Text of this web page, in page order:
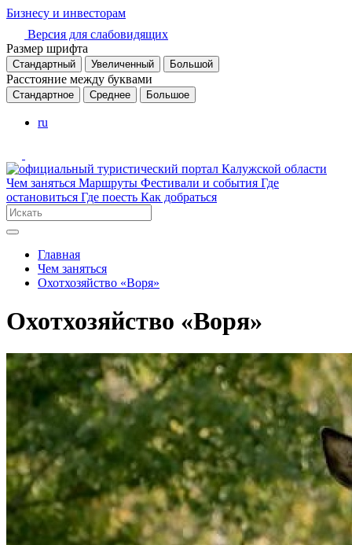
Бизнесу и инвесторам
Версия для слабовидящих
Размер шрифта
Стандартный Увеличенный Большой
Расстояние между буквами
Стандартное Среднее Большое
ru
Чем заняться Маршруты Фестивали и события Где
остановиться Где поесть Как добраться
Главная
Чем заняться
Охотхозяйство «Воря»
Охотхозяйство «Воря»